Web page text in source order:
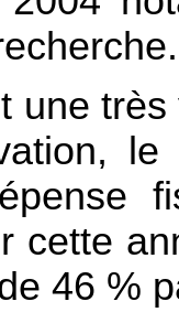
une
cette
46 %